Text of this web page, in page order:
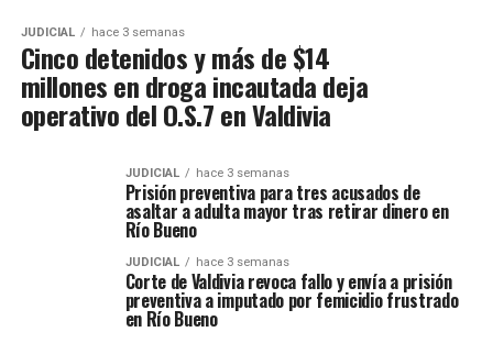
JUDICIAL hace 3 semanas
Cinco detenidos y más de $14
millones en droga incautada deja
operativo del O.S.7 en Valdivia
JUDICIAL hace 3 semanas
Prisión preventiva para tres acusados de
asaltar a adulta mayor tras retirar dinero en
Río Bueno
JUDICIAL hace 3 semanas
Corte de Valdivia revoca fallo y envía a prisión
preventiva a imputado por femicidio frustrado
en Río Bueno